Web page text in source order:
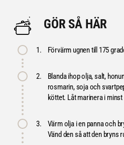
GÖR SÅ HÄR
1. Förvärm ugnen till 175
2.
Blanda ihop olja, salt,
rosmarin, soja och
köttet. Låt marinera i
3.
Värm olja i en panna och
Vänd den så att den bryns